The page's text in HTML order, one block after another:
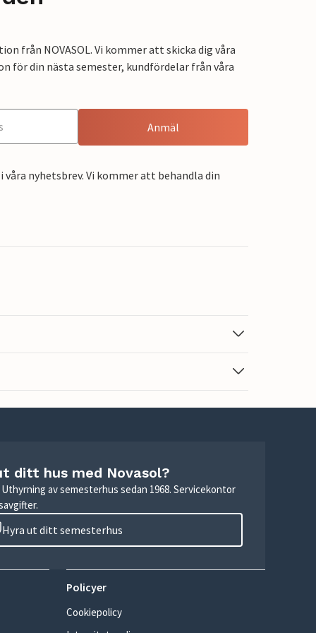
från NOVASOL. Vi kommer att skicka dig våra
för din nästa semester, kundfördelar från våra
Anmäl
nyhetsbrev. Vi kommer att behandla din
ditt hus med Novasol?
av semesterhus sedan 1968. Servicekontor
Hyra ut ditt semesterhus
Policyer
Cookiepolicy